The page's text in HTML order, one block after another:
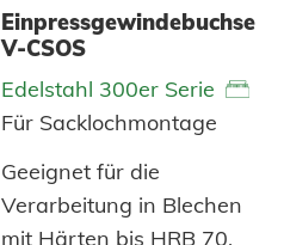
Einpressgewindebuchse
V-CSOS
Edelstahl 300er Serie
Für Sacklochmontage
Geeignet für die
Verarbeitung in Blechen
mit Härten bis HRB 70.